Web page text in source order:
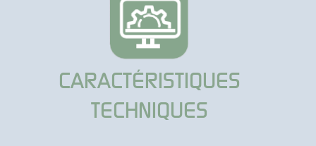
CARACTÉRISTIQUES
TECHNIQUES